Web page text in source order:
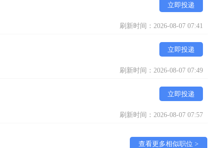
立即投递
刷新时间：2026-08-07 07:41
立即投递
刷新时间：2026-08-07 07:49
立即投递
刷新时间：2026-08-07 07:57
查看更多相似职位 >